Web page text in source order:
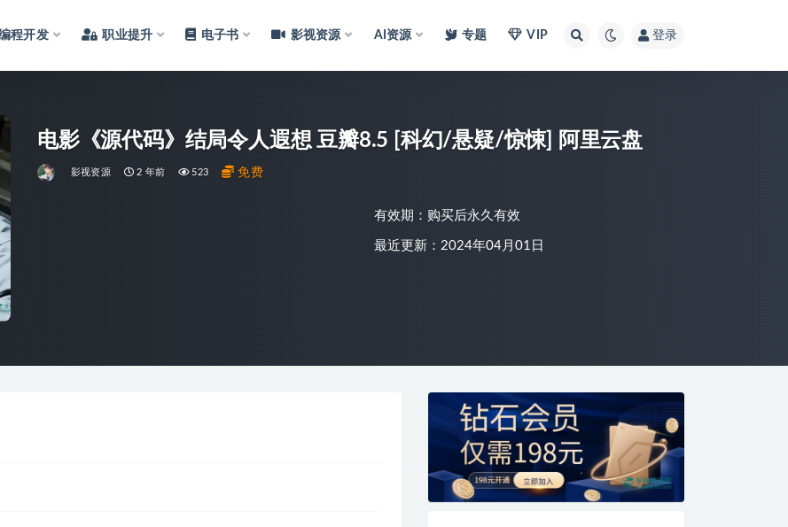
程开发 职业提升 电子书 影视资源 AI资源 专题 VIP 登录
电影《源代码》结局令人遐想 豆瓣8.5 [科幻/悬疑/惊悚] 阿里云盘
影视资源 2 年前 523 免费
有效期：购买后永久有效
最近更新：2024年04月01日